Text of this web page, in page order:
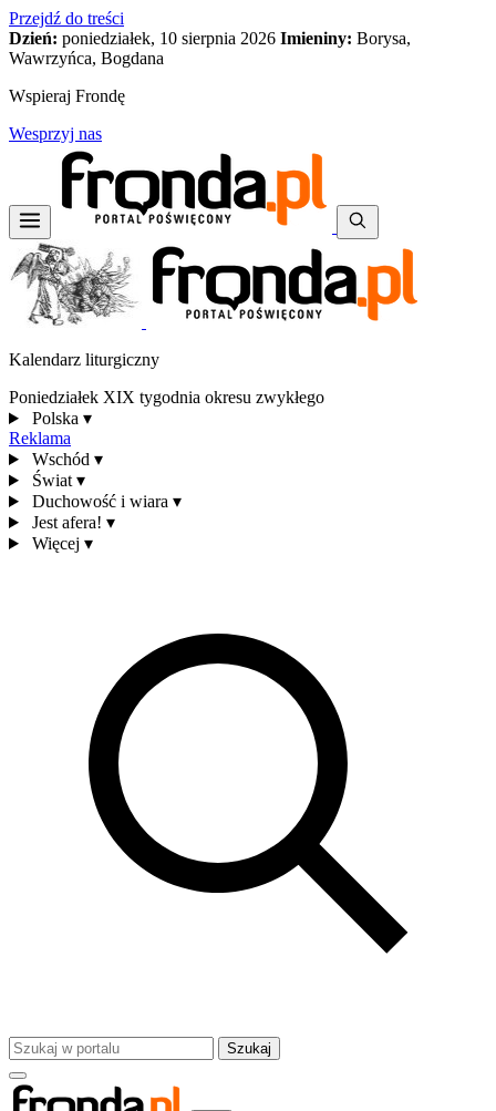
Przejdź do treści
Dzień: poniedziałek, 10 sierpnia 2026 Imieniny: Borysa,
Wawrzyńca, Bogdana
Wspieraj Frondę
Wesprzyj nas
Kalendarz liturgiczny
Poniedziałek XIX tygodnia okresu zwykłego
Polska ▾
Reklama
Wschód ▾
Świat ▾
Duchowość i wiara ▾
Jest afera! ▾
Więcej ▾
Szukaj